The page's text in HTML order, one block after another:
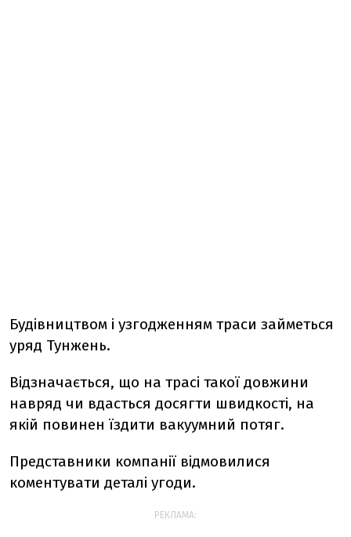
Будівництвом і узгодженням траси займеться
уряд Тунжень.
Відзначається, що на трасі такої довжини
навряд чи вдасться досягти швидкості, на
якій повинен їздити вакуумний потяг.
Представники компанії відмовилися
коментувати деталі угоди.
РЕКЛАМА: